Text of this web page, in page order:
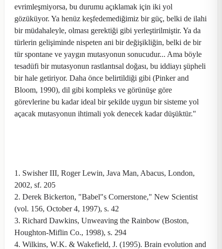
evrimleşmiyorsa, bu durumu açıklamak için iki yol
gözüküyor. Ya henüz keşfedemediğimiz bir güç, belki de ilahi
bir müdahaleyle, olması gerektiği gibi yerleştirilmiştir. Ya da
türlerin gelişiminde nispeten ani bir değişikliğin, belki de bir
tür spontane ve yaygın mutasyonun sonucudur... Ama böyle
tesadüfi bir mutasyonun rastlantısal doğası, bu iddiayı şüpheli
bir hale getiriyor. Daha önce belirtildiği gibi (Pinker and
Bloom, 1990), dil gibi kompleks ve görünüşe göre
görevlerine bu kadar ideal bir şekilde uygun bir sisteme yol
açacak mutasyonun ihtimali yok denecek kadar düşüktür."
1. Swisher III, Roger Lewin, Java Man, Abacus, London,
2002, sf. 205
2. Derek Bickerton, "Babel"s Cornerstone," New Scientist
(vol. 156, October 4, 1997), s. 42
3. Richard Dawkins, Unweaving the Rainbow (Boston,
Houghton-Miflin Co., 1998), s. 294
4. Wilkins, W.K. & Wakefield, J. (1995). Brain evolution and